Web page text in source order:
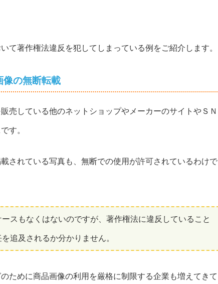
て著作権法違反を犯してしまっている例をご紹介します。
像の無断転載
売している他のネットショップやメーカーのサイトやＳＮ
す。
されている写真も、無断での使用が許可されているわけで
スもなくはないのですが、著作権法に違反していること
追及されるか分かりません。
ために商品画像の利用を厳格に制限する企業も増えてきて